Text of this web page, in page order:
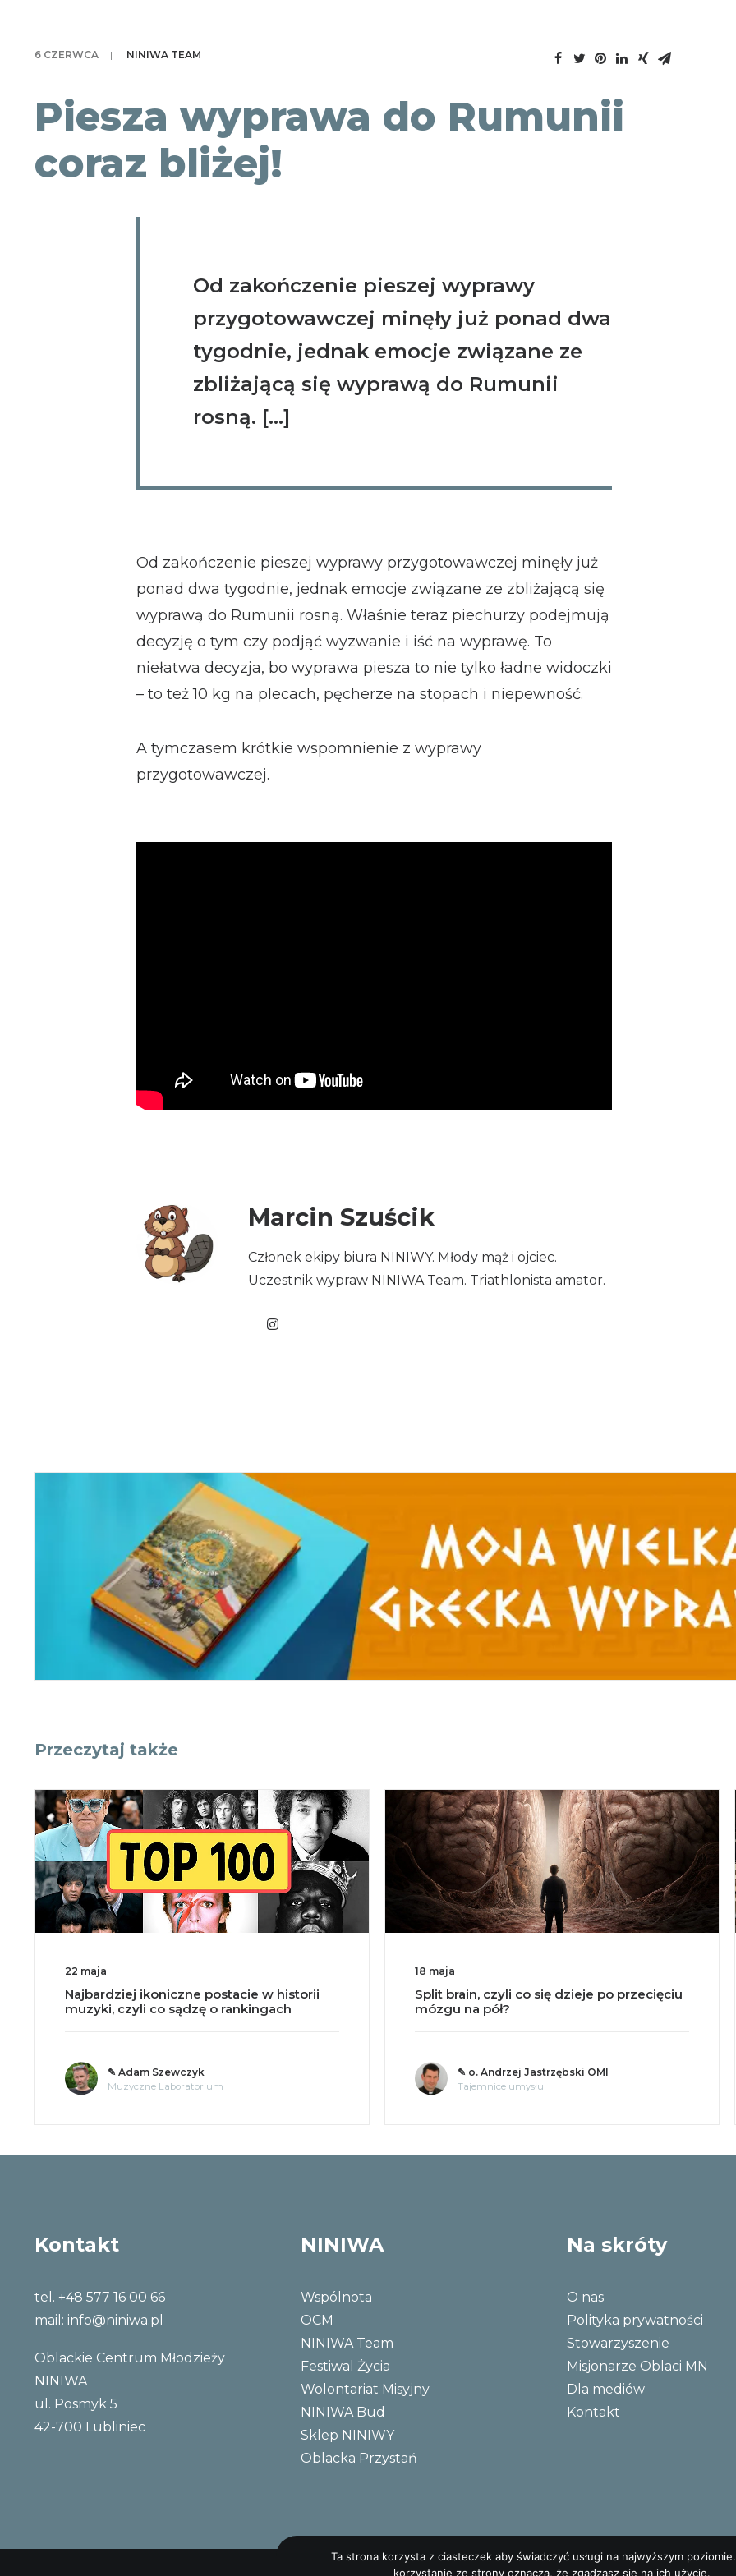
6 CZERWCA | NINIWA TEAM
Piesza wyprawa do Rumunii
coraz bliżej!
Od zakończenie pieszej wyprawy
przygotowawczej minęły już ponad dwa
tygodnie, jednak emocje związane ze
zbliżającą się wyprawą do Rumunii
rosną. […]
Od zakończenie pieszej wyprawy przygotowawczej minęły już
ponad dwa tygodnie, jednak emocje związane ze zbliżającą się
wyprawą do Rumunii rosną. Właśnie teraz piechurzy podejmują
decyzję o tym czy podjąć wyzwanie i iść na wyprawę. To
niełatwa decyzja, bo wyprawa piesza to nie tylko ładne widoczki
– to też 10 kg na plecach, pęcherze na stopach i niepewność.
A tymczasem krótkie wspomnienie z wyprawy
przygotowawczej.
Marcin Szuścik
Członek ekipy biura NINIWY. Młody mąż i ojciec.
Uczestnik wypraw NINIWA Team. Triathlonista amator.
Przeczytaj także
22 maja
Najbardziej ikoniczne postacie w historii
muzyki, czyli co sądzę o rankingach
✎ Adam Szewczyk
Muzyczne Laboratorium
18 maja
Split brain, czyli co się dzieje po przecięciu
mózgu na pół?
✎ o. Andrzej Jastrzębski OMI
Tajemnice umysłu
Kontakt
tel. +48 577 16 00 66
mail: info@niniwa.pl
Oblackie Centrum Młodzieży
NINIWA
ul. Posmyk 5
42-700 Lubliniec
NINIWA
Wspólnota
OCM
NINIWA Team
Festiwal Życia
Wolontariat Misyjny
NINIWA Bud
Sklep NINIWY
Oblacka Przystań
Na skróty
O nas
Polityka prywatności
Stowarzyszenie
Misjonarze Oblaci MN
Dla mediów
Kontakt
Ta strona korzysta z ciasteczek aby świadczyć usługi na najwyższym
korzystanie ze strony oznacza, że zgadzasz się na ich użycie.